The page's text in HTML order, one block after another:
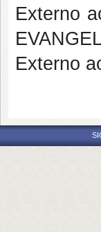
Externo
Externo